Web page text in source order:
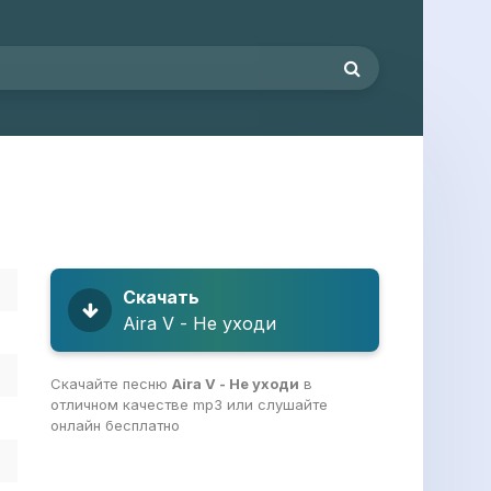
Скачать
Aira V - Не уходи
Скачайте песню Aira V - Не уходи в
отличном качестве mp3 или слушайте
онлайн бесплатно